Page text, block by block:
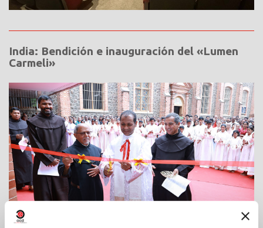
India: Bendición e inauguración del «Lumen
Carmeli»